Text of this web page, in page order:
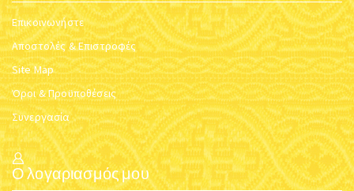
Επικοινωνήστε
Αποστολές & Επιστροφές
Site Map
Όροι & Προϋποθέσεις
Συνεργασία
Ο λογαριασμός μου